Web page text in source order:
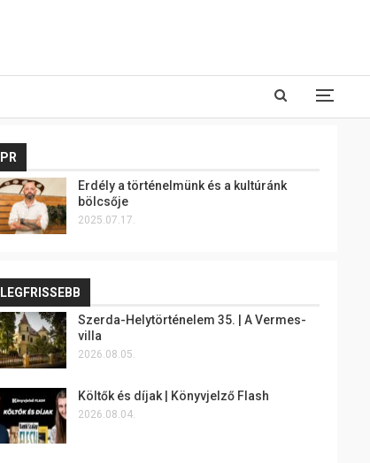
PR
Erdély a történelmünk és a kultúránk
bölcsője
2025.07.17.
LEGFRISSEBB
Szerda-Helytörténelem 35. | A Vermes-
villa
2026.08.05.
Költők és díjak | Könyvjelző Flash
2026.08.04.